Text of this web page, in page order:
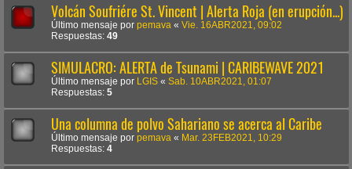
Volcán Soufriére St. Vincent | Alerta Roja (en erupción...)
Último mensaje por pemava « Vie. 16ABR2021, 09:02
Respuestas: 49
SIMULACRO: ALERTA de Tsunami | CARIBEWAVE 2021
Último mensaje por LGIS « Sab. 10ABR2021, 01:07
Respuestas: 5
Una columna de polvo Sahariano se acerca al Caribe
Último mensaje por pemava « Mar. 23FEB2021, 10:29
Respuestas: 4